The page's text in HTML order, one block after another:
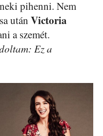
pihenni. Nem
után Victoria
a szemét.
Ez a